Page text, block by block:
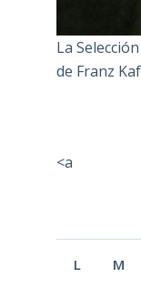
La
de Franz
<a
L M